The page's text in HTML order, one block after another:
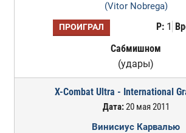
(Vitor Nobrega)
ПРОИГРАЛ Р:1
Сабмишном
(удары)
X-Combat Ultra - International
Дата:20 мая 2011
Винисиус Карвалью